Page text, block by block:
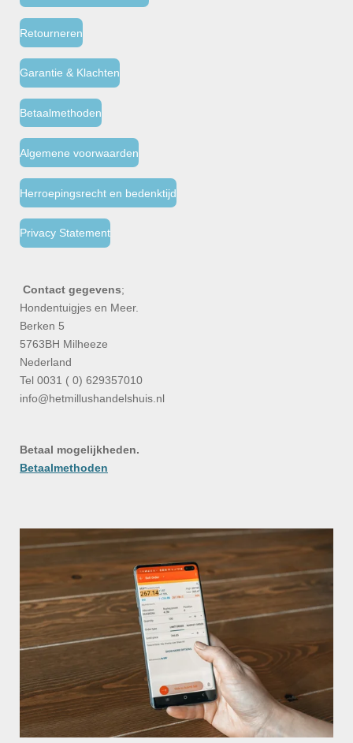
Retourneren
Garantie & Klachten
Betaalmethoden
Algemene voorwaarden
Herroepingsrecht en bedenktijd
Privacy Statement
Contact gegevens;
Hondentuigjes en Meer.
Berken 5
5763BH Milheeze
Nederland
Tel 0031 ( 0) 629357010
info@hetmillushandelshuis.nl
Betaal mogelijkheden.
Betaalmethoden